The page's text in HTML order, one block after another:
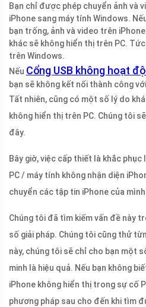
Bạn chỉ được phép chuyển ảnh và
iPhone sang máy tính Windows.
bạn trống, ảnh và video trên
khác sẽ không hiển thị trên PC.
trên Windows.
Nếu Cổng USB không hoạt
bạn sẽ không kết nối thành công
Tất nhiên, cũng có một số lý do
không hiển thị trên PC. Chúng tôi
đây.
Bây giờ, việc cấp thiết là khắc
PC / máy tính không nhận diện
chuyển các tập tin iPhone của
Chúng tôi đã tìm kiếm vấn đề này
số giải pháp. Chúng tôi cũng thử
này, chúng tôi sẽ chỉ cho bạn một
minh là hiệu quả. Nếu bạn không
iPhone không hiển thị trong sự cố
phương pháp sau cho đến khi tìm